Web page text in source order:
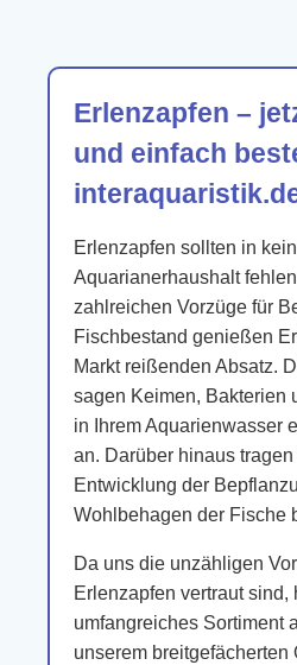
Erlenzapfen –
und einfach
Erlenzapfen sollten in
Aquarianerhaushalt
zahlreichen Vorzüge für
Fischbestand genießen
Markt reißenden Absatz.
sagen Keimen, Bakterien
in Ihrem Aquarienwasser
an. Darüber hinaus
Entwicklung der
Wohlbehagen der Fische
Da uns die unzähligen
Erlenzapfen vertraut sind,
umfangreiches Sortiment
unserem breitgefächerten